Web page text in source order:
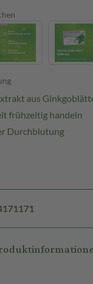
aus
frühzeitig handeln
Durchblutung